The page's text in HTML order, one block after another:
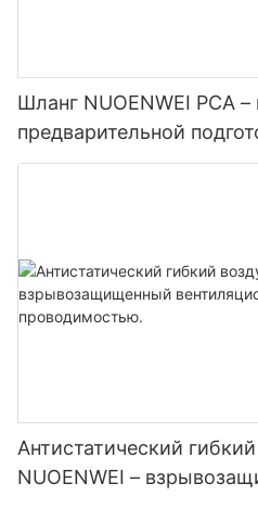
Шланг NUOENWEI PCA
предварительной
самолетах,
Антистатический
NUOENWEI –